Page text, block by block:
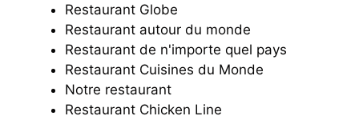
Restaurant Globe
Restaurant autour du monde
Restaurant de n'importe quel pays
Restaurant Cuisines du Monde
Notre restaurant
Restaurant Chicken Line